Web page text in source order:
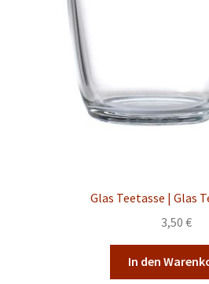
Glas Teetasse | Glas
3,50 €
In den